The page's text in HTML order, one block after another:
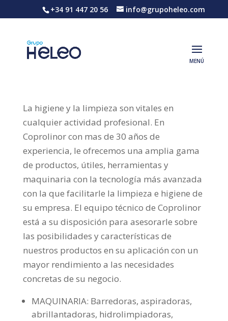
+34 91 447 20 56 info@grupoheleo.com
La higiene y la limpieza son vitales en
cualquier actividad profesional. En
Coprolinor con mas de 30 años de
experiencia, le ofrecemos una amplia gama
de productos, útiles, herramientas y
maquinaria con la tecnología más avanzada
con la que facilitarle la limpieza e higiene de
su empresa. El equipo técnico de Coprolinor
está a su disposición para asesorarle sobre
las posibilidades y características de
nuestros productos en su aplicación con un
mayor rendimiento a las necesidades
concretas de su negocio.
MAQUINARIA: Barredoras, aspiradoras,
abrillantadoras, hidrolimpiadoras,